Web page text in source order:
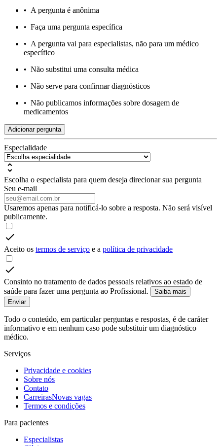
• A pergunta é anônima
• Faça uma pergunta específica
• A pergunta vai para especialistas, não para um médico
específico
• Não substitui uma consulta médica
• Não serve para confirmar diagnósticos
• Não publicamos informações sobre dosagem de
medicamentos
Adicionar pergunta
Especialidade
Escolha o especialista para quem deseja direcionar sua pergunta
Seu e-mail
Usaremos apenas para notificá-lo sobre a resposta. Não será visível
publicamente.
Aceito os termos de serviço e a política de privacidade
Consinto no tratamento de dados pessoais relativos ao estado de
saúde para fazer uma pergunta ao Profissional.
Saiba mais
Enviar
Todo o conteúdo, em particular perguntas e respostas, é de caráter
informativo e em nenhum caso pode substituir um diagnóstico
médico.
Serviços
Privacidade e cookies
Sobre nós
Contato
CarreirasNovas vagas
Termos e condições
Para pacientes
Especialistas